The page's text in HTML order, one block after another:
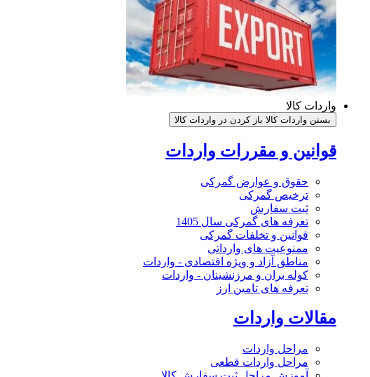
واردات کالا
بستن واردات کالا باز کردن در واردات کالا
قوانین و مقررات واردات
حقوق و عوارض گمرکی
ترخیص گمرکی
ثبت سفارش
تعرفه های گمرکی سال 1405
قوانین و تخلفات گمرکی
ممنوعیت های وارداتی
مناطق آزاد و ویژه اقتصادی - واردات
کوله بران و مرزنشینان - واردات
تعرفه های تامین ارز
مقالات واردات
مراحل واردات
مراحل واردات قطعی